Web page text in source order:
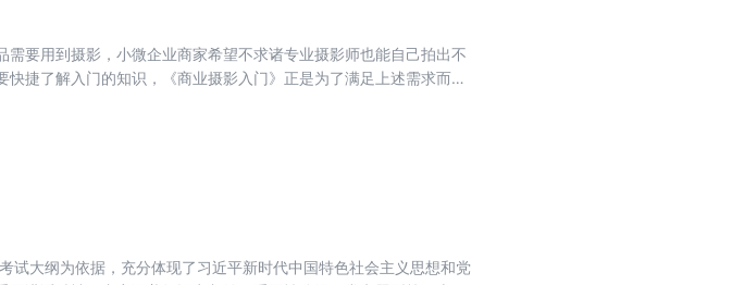
要用到摄影，小微企业商家希望不求诸专业摄影师也能自己拍出不
捷了解入门的知识，《商业摄影入门》正是为了满足上述需求而编
试大纲为依据，充分体现了习近平新时代中国特色社会主义思想和党